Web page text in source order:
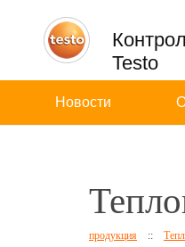
Testo
Новости
продукция ::